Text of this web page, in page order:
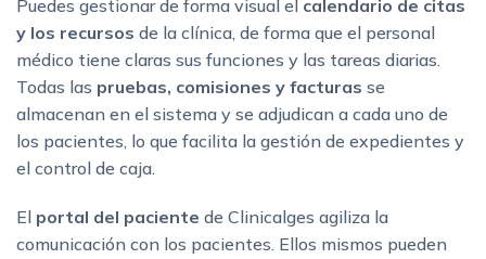
Puedes gestionar de forma visual el calendario de citas
y los recursos de la clínica, de forma que el personal
médico tiene claras sus funciones y las tareas diarias.
Todas las pruebas, comisiones y facturas se
almacenan en el sistema y se adjudican a cada uno de
los pacientes, lo que facilita la gestión de expedientes y
el control de caja.
El portal del paciente de Clinicalges agiliza la
comunicación con los pacientes. Ellos mismos pueden